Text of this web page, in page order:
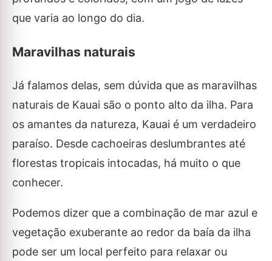
que varia ao longo do dia.
Maravilhas naturais
Já falamos delas, sem dúvida que as maravilhas
naturais de Kauai são o ponto alto da ilha. Para
os amantes da natureza, Kauai é um verdadeiro
paraíso. Desde cachoeiras deslumbrantes até
florestas tropicais intocadas, há muito o que
conhecer.
Podemos dizer que a combinação de mar azul e
vegetação exuberante ao redor da baía da ilha
pode ser um local perfeito para relaxar ou